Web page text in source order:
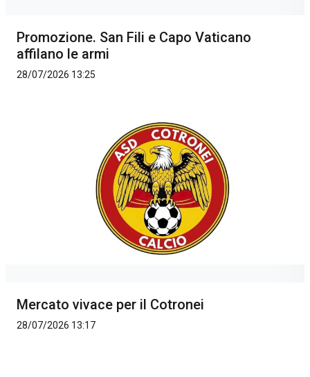
Promozione. San Fili e Capo Vaticano
affilano le armi
28/07/2026 13:25
Mercato vivace per il Cotronei
28/07/2026 13:17